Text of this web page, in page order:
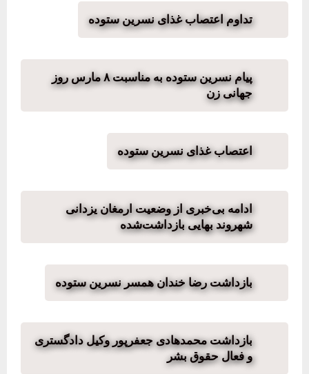
تداوم اعتصاب غذای نسرین ستوده
پیام نسرین ستوده به مناسبت ۸ مارس روز
جهانی زن
اعتصاب غذای نسرین ستوده
ادامه بی‌خبری از وضعیت ارمغان یزدانی
شهروند بهایی بازداشت‌شده
بازداشت رضا خندان همسر نسرین ستوده
بازداشت محمدهادی جعفرپور وکیل دادگستری
و فعال حقوق بشر